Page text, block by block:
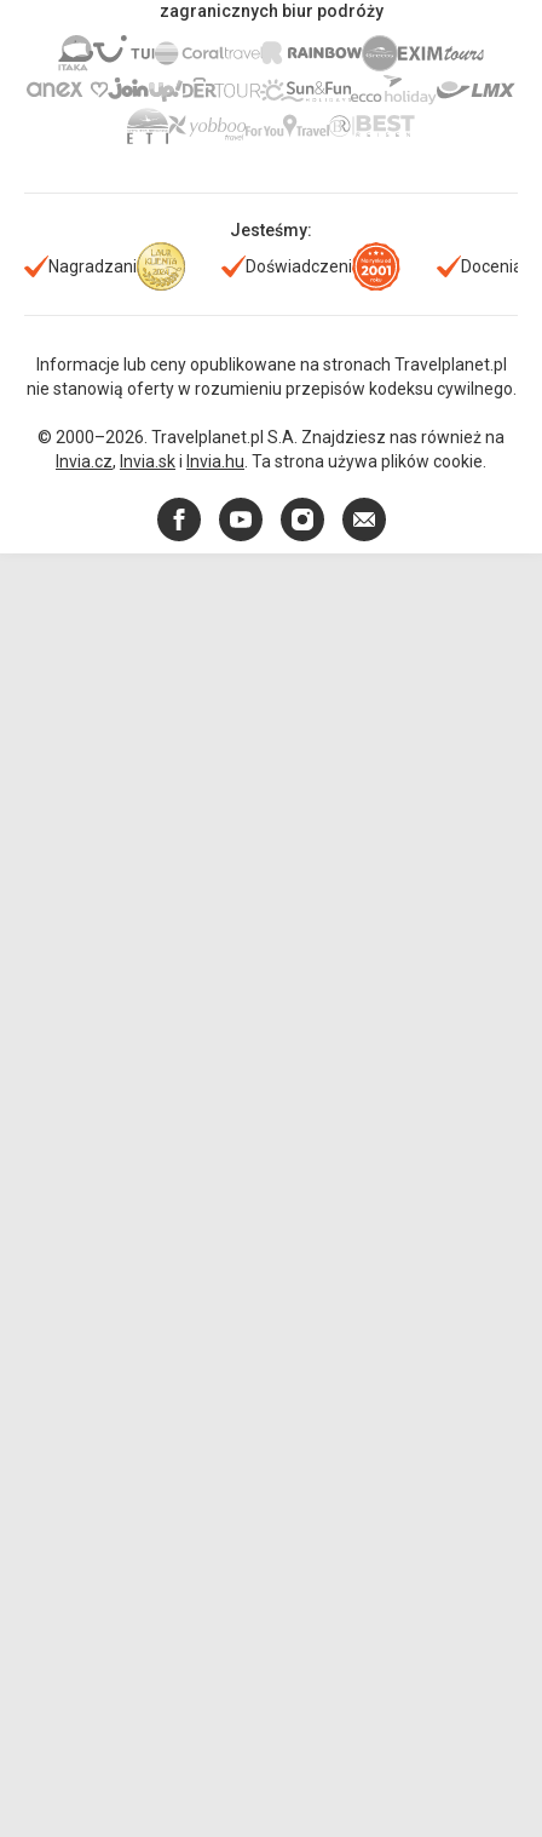
zagranicznych biur podróży
Jesteśmy:
Nagradzani
Doświadczeni Doceniani
Informacje lub ceny opublikowane na stronach Travelplanet.pl
nie stanowią oferty w rozumieniu przepisów kodeksu cywilnego.
© 2000–2026. Travelplanet.pl S.A. Znajdziesz nas również na
Invia.cz, Invia.ski Invia.hu . Ta strona używa plików cookie.
FacebookYouTubeInstagram
E-
mail